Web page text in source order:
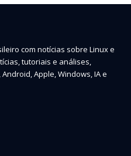
com notícias sobre Linux e
tutoriais e análises,
Apple, Windows, IA e